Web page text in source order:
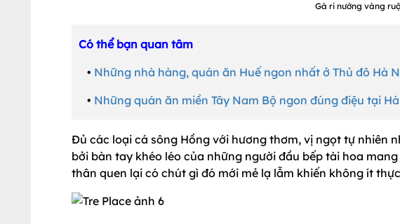
Gà ri nướng vàng
Có thể bạn quan tâm
• Những nhà hàng, quán ăn Huế ngon nhất ở Thủ đô Hà
• Những quán ăn miền Tây Nam Bộ ngon đúng điệu tại
Đủ các loại cá sông Hồng với hương thơm, vị ngọt tự nhiên
bởi bàn tay khéo léo của những người đầu bếp tài hoa
thân quen lại có chút gì đó mới mẻ lạ lẫm khiến không ít